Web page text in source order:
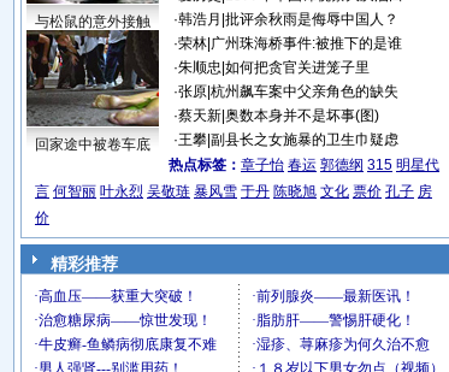
与松鼠的意外接触
回家途中被卷车底
·韩浩月 批评余秋雨是侮辱中国人？
·荣林| 广州珠海桥事件:被推下的是谁
·朱顺忠 如何把贪官关进笼子里
·张原| 杭州飙车案中父亲角色的缺失
·蔡天新| 奥数本身并不是坏事(图)
·王攀| 副县长之女施暴的卫生巾疑虑
热点标签： 章子怡 春运 郭德纲 315 明星代
言 何智丽 叶永烈 吴敬琏 暴风雪 于丹 陈晓旭 文化 票价 孔子 房
价
精彩推荐